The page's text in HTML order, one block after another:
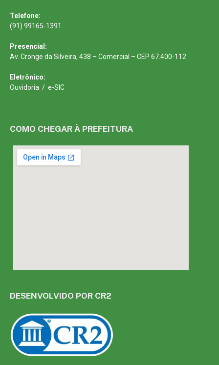
Telefone:
(91) 99165-1391
Presencial:
Av. Cronge da Silveira, 438 – Comercial – CEP 67.400-112
Eletrônico:
Ouvidoria / e-SIC
COMO CHEGAR À PREFEITURA
DESENVOLVIDO POR CR2